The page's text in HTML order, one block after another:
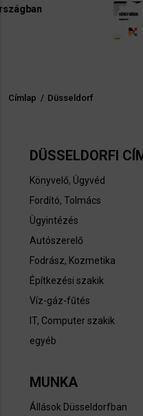
5
Morzsa
Címlap / Düsseldorf
DÜSSELDORFI
Könyvelő, Ügyvéd
Fordító, Tolmács
Ügyintézés
Autószerelő
Fodrász, Kozmetika
Építkezési szakik
Víz-gáz-fűtés
IT, Computer szakik
egyéb
MUNKA
Állások Düsseldorfban​